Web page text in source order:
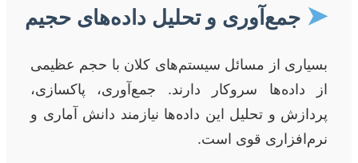
➤ جمع‌آوری و تحلیل داده‌های حجیم
بسیاری از مسائل سیستم‌های کلان با حجم عظیمی
از داده‌ها سروکار دارند. جمع‌آوری، پاکسازی،
پردازش و تحلیل این داده‌ها نیازمند دانش آماری و
نرم‌افزاری قوی است.